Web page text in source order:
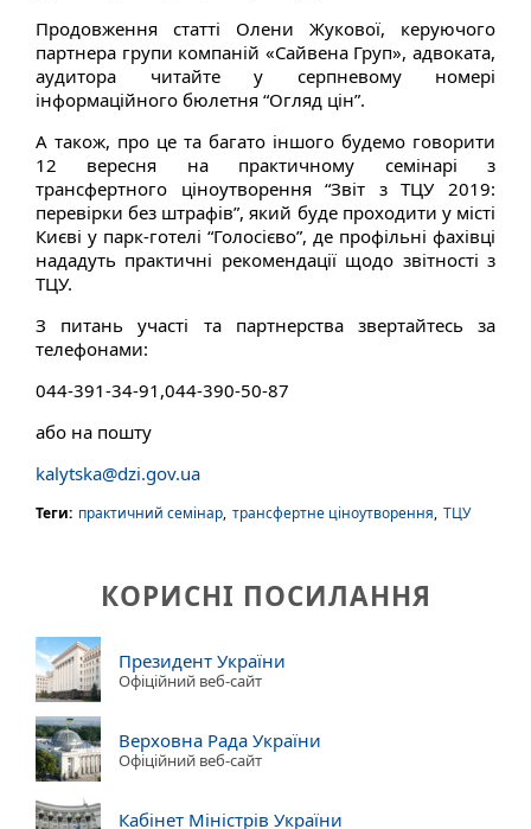
Продовження статті Олени Жукової, керуючого
партнера групи компаній «Сайвена Груп», адвоката,
аудитора читайте у серпневому номері
інформаційного бюлетня “Огляд цін”.
А також, про це та багато іншого будемо говорити
12 вересня на практичному семінарі з
трансфертного ціноутворення “Звіт з ТЦУ 2019:
перевірки без штрафів”, який буде проходити у місті
Києві у парк-готелі “Голосієво”, де профільні фахівці
нададуть практичні рекомендації щодо звітності з
ТЦУ.
З питань участі та партнерства звертайтесь за
телефонами:
044-391-34-91,044-390-50-87
або на пошту
kalytska@dzi.gov.ua
Теги: практичний семінар, трансфертне ціноутворення, ТЦУ
КОРИСНІ ПОСИЛАННЯ
Президент України
Офіційний веб-сайт
Верховна Рада України
Офіційний веб-сайт
Кабінет Міністрів України